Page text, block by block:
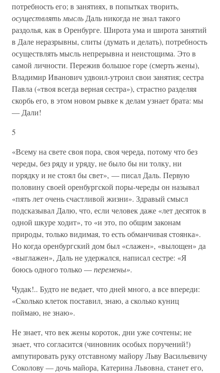
потребность его; в занятиях, в попытках творить,
осуществлять мысль Даль никогда не знал такого
раздолья, как в Оренбурге. Широта ума и широта занятий
в Дале неразрывны, слиты (думать и делать), потребность
осуществлять мысль непрерывна и неистощима. Это в
самой личности. Пережив большое горе (смерть жены),
Владимир Иванович удвоил-утроил свои занятия; сестра
Павла («твоя всегда верная сестра»), страстно разделяя
скорбь его, в этом новом рывке к делам узнает брата: мы
— Дали!
5
«Всему на свете своя пора, своя череда, потому что без
череды, без ряду и уряду, не было бы ни толку, ни
порядку и не стоял бы свет», — писал Даль. Первую
половину своей оренбургской поры-череды он называл
«пять лет очень счастливой жизни». Здравый смысл
подсказывал Далю, что, если человек даже «лет десяток в
одной шкуре ходит», то «и это, по общим законам
природы, только видимая, то есть обманчивая стоянка».
Но когда оренбургский дом был «слажен», «вылощен» да
«выглажен», Даль не удержался, написал сестре: «Я
боюсь одного только —перемены».
Чудак!.. Будто не ведает, что дней много, а все впереди:
«Сколько клеток поставил, знаю, а сколько куниц
поймаю, не знаю».
Не знает, что век жены короток, дни уже сочтены; не
знает, что согласится (чиновник особых поручений!)
ампутировать руку отставному майору Льву Васильевичу
Соколову — дочь майора, Катерина Львовна, станет его,